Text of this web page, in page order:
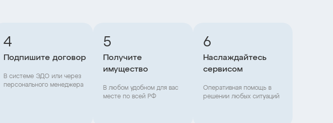
4
Подпишите договор
В системе ЭДО или через
персонального менеджера
5
Получите
имущество
В любом удобном для вас
месте по всей РФ
6
Наслаждайтесь
сервисом
Оперативная помощь в
решении любых ситуаций